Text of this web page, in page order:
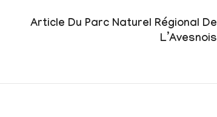
Article Du Parc Naturel Régional De
L’Avesnois